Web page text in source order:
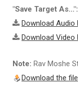
"Save Target As...":
Download Audio
Download Video
Note: Rav Moshe
Download the file